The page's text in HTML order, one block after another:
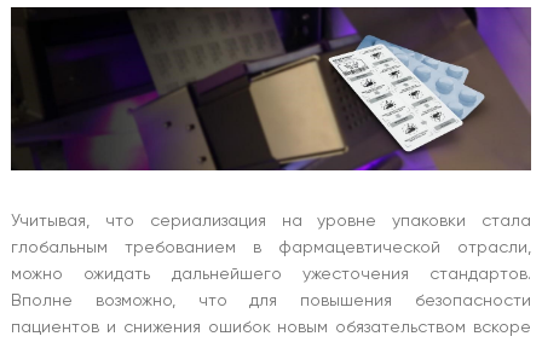
Учитывая, что сериализация на уровне упаковки стала
глобальным требованием в фармацевтической отрасли,
можно ожидать дальнейшего ужесточения стандартов.
Вполне возможно, что для повышения безопасности
пациентов и снижения ошибок новым обязательством вскоре